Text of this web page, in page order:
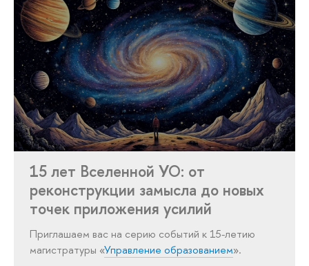
15 лет Вселенной УО: от
реконструкции замысла до новых
точек приложения усилий
Приглашаем вас на серию событий к 15-летию
магистратуры «Управление образованием».